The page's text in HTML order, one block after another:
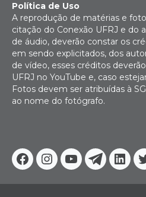
Facebook
Instagram
Youtube
Política de Uso
A reprodução de matérias e
citação do Conexão UFRJ e do
de áudio, deverão constar os
em sendo explicitados, dos
de vídeo, esses créditos
UFRJ no YouTube e, caso
Fotos devem ser atribuídas à
ao nome do fotógrafo.